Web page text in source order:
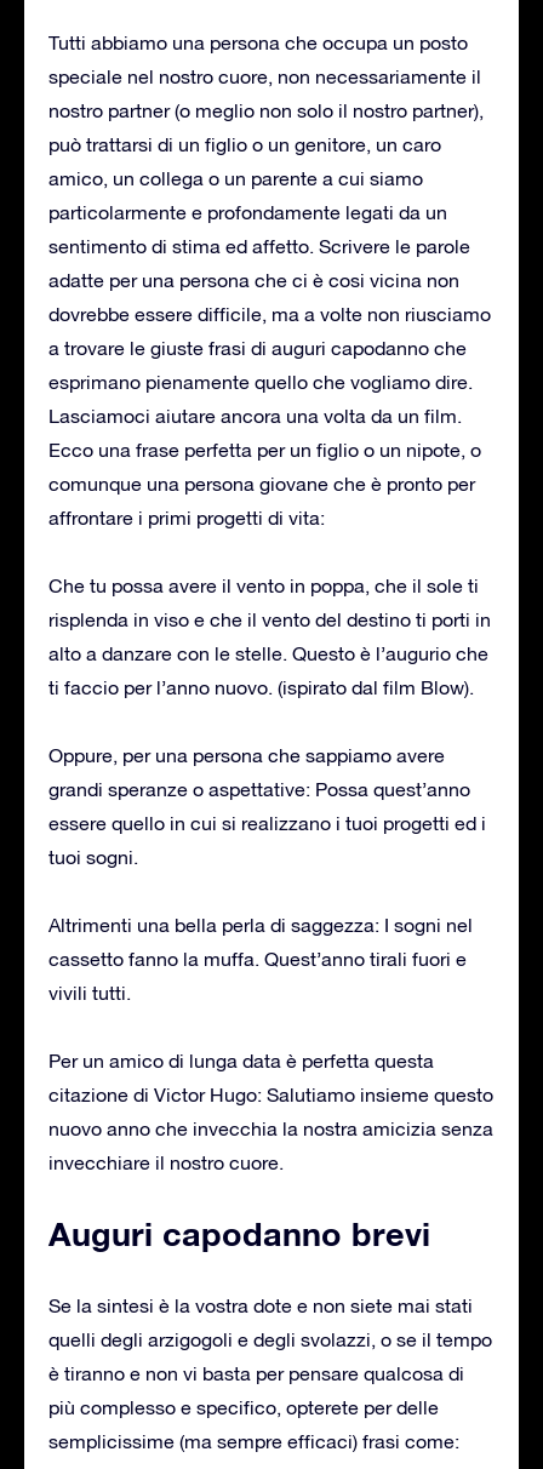
Tutti abbiamo una persona che occupa un posto
speciale nel nostro cuore, non necessariamente il
nostro partner (o meglio non solo il nostro partner),
può trattarsi di un figlio o un genitore, un caro
amico, un collega o un parente a cui siamo
particolarmente e profondamente legati da un
sentimento di stima ed affetto. Scrivere le parole
adatte per una persona che ci è cosi vicina non
dovrebbe essere difficile, ma a volte non riusciamo
a trovare le giuste frasi di auguri capodanno che
esprimano pienamente quello che vogliamo dire.
Lasciamoci aiutare ancora una volta da un film.
Ecco una frase perfetta per un figlio o un nipote, o
comunque una persona giovane che è pronto per
affrontare i primi progetti di vita:
Che tu possa avere il vento in poppa, che il sole ti
risplenda in viso e che il vento del destino ti porti in
alto a danzare con le stelle. Questo è l’augurio che
ti faccio per l’anno nuovo. (ispirato dal film Blow).
Oppure, per una persona che sappiamo avere
grandi speranze o aspettative: Possa quest’anno
essere quello in cui si realizzano i tuoi progetti ed i
tuoi sogni.
Altrimenti una bella perla di saggezza: I sogni nel
cassetto fanno la muffa. Quest’anno tirali fuori e
vivili tutti.
Per un amico di lunga data è perfetta questa
citazione di Victor Hugo: Salutiamo insieme questo
nuovo anno che invecchia la nostra amicizia senza
invecchiare il nostro cuore.
Auguri capodanno brevi
Se la sintesi è la vostra dote e non siete mai stati
quelli degli arzigogoli e degli svolazzi, o se il tempo
è tiranno e non vi basta per pensare qualcosa di
più complesso e specifico, opterete per delle
semplicissime (ma sempre efficaci) frasi come: